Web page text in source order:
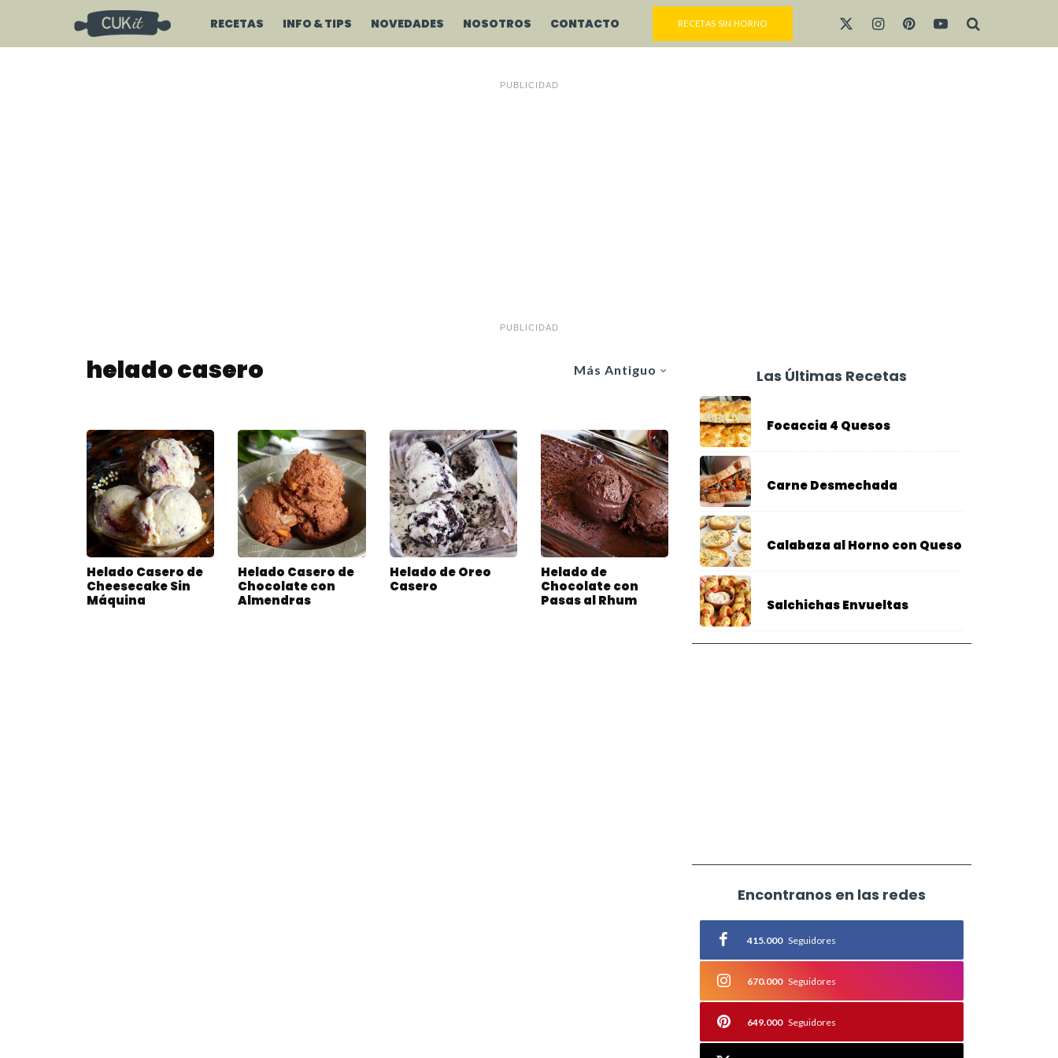
RECETAS INFO & TIPS NOVEDADES NOSOTROS CONTACTO RECETAS SIN HORNO
PUBLICIDAD
PUBLICIDAD
Más Antiguo
helado casero
Helado Casero de
Cheesecake Sin
Máquina
Helado Casero de
Chocolate con
Almendras
Helado de Oreo
Casero
Helado de
Chocolate con
Pasas al Rhum
Las Últimas Recetas
Focaccia 4 Quesos
Carne Desmechada
Calabaza al Horno con Queso
Salchichas Envueltas
Encontranos en las redes
415.000 Seguidores
670.000 Seguidores
649.000 Seguidores